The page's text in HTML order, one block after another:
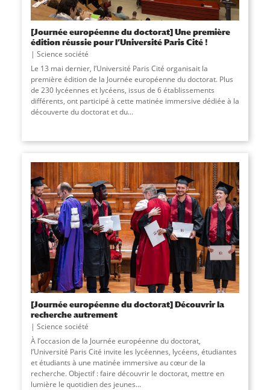
[Journée européenne du doctorat] Une première
édition réussie pour l’Université Paris Cité !
Science société
Le 13 mai dernier, l’Université Paris Cité organisait la
première édition de la Journée européenne du doctorat. Plus
de 230 lycéennes et lycéens, issus de 6 établissements
différents, ont participé à cette matinée immersive dédiée à la
découverte du doctorat et du...
[Journée européenne du doctorat] Découvrir la
recherche autrement
Science société
À l’occasion de la Journée européenne du doctorat,
l’Université Paris Cité invite les lycéennes, lycéens, étudiantes
et étudiants à une matinée immersive au cœur de la
recherche. Objectif : faire découvrir le doctorat, mettre en
lumière le quotidien des jeunes...